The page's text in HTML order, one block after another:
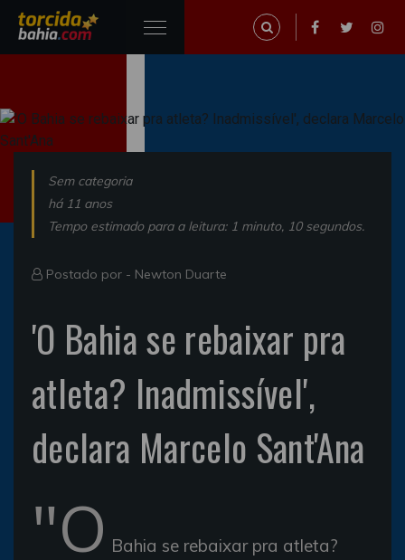
Sem categoria
há 11 anos
Tempo estimado para a leitura: 1 minuto, 10 segundos.
Postado por - Newton Duarte
'O Bahia se rebaixar pra
atleta? Inadmissível',
declara Marcelo Sant'Ana
"O Bahia se rebaixar pra atleta?